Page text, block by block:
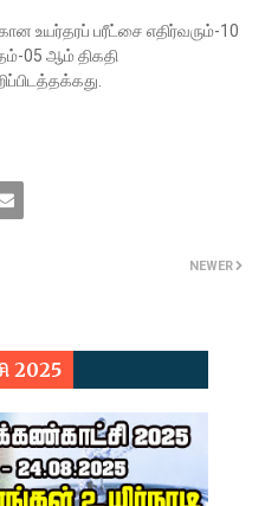
உயர்தரப் பரீட்சை எதிர்வரும்-10
05 ஆம் திகதி
NEWER
2025